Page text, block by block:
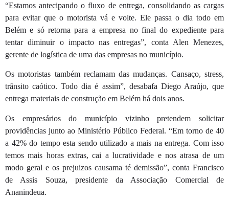
“Estamos antecipando o fluxo de entrega, consolidando as cargas
para evitar que o motorista vá e volte. Ele passa o dia todo em
Belém e só retorna para a empresa no final do expediente para
tentar diminuir o impacto nas entregas”, conta Alen Menezes,
gerente de logística de uma das empresas no município.
Os motoristas também reclamam das mudanças. Cansaço, stress,
trânsito caótico. Todo dia é assim”, desabafa Diego Araújo, que
entrega materiais de construção em Belém há dois anos.
Os empresários do município vizinho pretendem solicitar
providências junto ao Ministério Público Federal. “Em torno de 40
a 42% do tempo esta sendo utilizado a mais na entrega. Com isso
temos mais horas extras, cai a lucratividade e nos atrasa de um
modo geral e os prejuizos causama té demissão”, conta Francisco
de Assis Souza, presidente da Associação Comercial de
Ananindeua.